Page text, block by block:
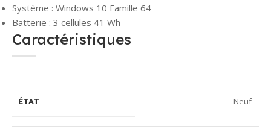
Système : Windows 10 Famille 64
Batterie : 3 cellules 41 Wh
Caractéristiques
ÉTAT Neuf